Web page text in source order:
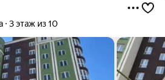
3 этаж из 10